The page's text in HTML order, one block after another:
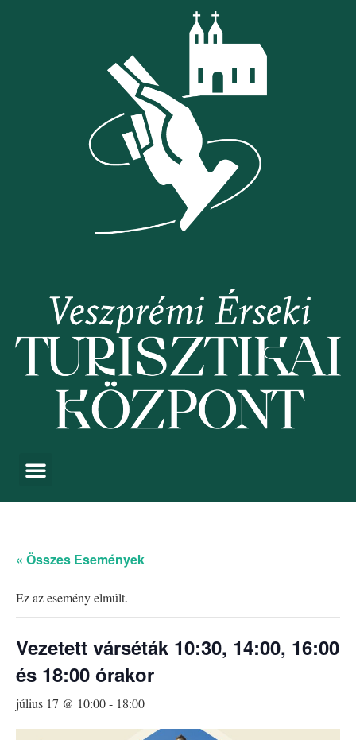
« Összes Események
Ez az esemény elmúlt.
Vezetett várséták 10:30, 14:00, 16:00
és 18:00 órakor
július 17 @ 10:00- 18:00